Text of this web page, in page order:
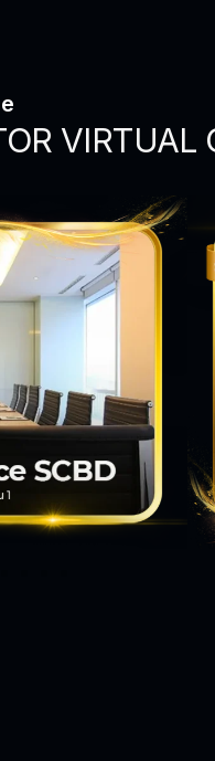
VIRTUAL